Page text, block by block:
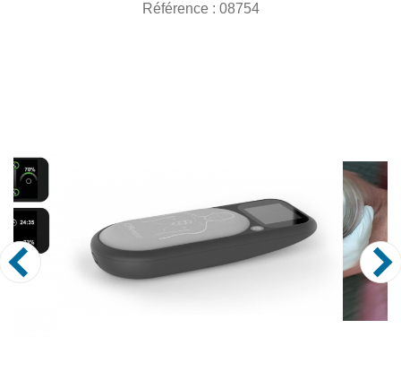
Référence : 08754